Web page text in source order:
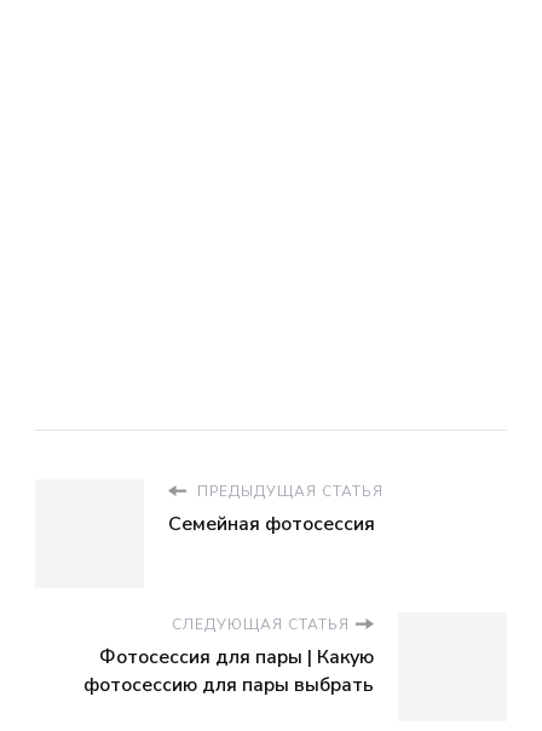
ПРЕДЫДУЩАЯ СТАТЬЯ
Семейная фотосессия
СЛЕДУЮЩАЯ СТАТЬЯ
Фотосессия для пары | Какую
фотосессию для пары выбрать